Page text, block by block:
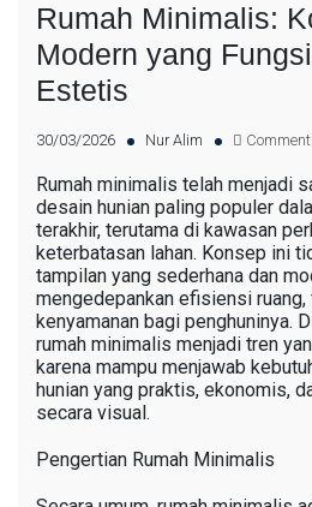
Rumah Minimalis:
Modern yang
Estetis
30/03/2026 Nur Alim
Rumah minimalis telah menjadi
desain hunian paling populer
terakhir, terutama di kawasan
keterbatasan lahan. Konsep ini
tampilan yang sederhana dan
mengedepankan efisiensi
kenyamanan bagi penghuninya.
rumah minimalis menjadi tren
karena mampu menjawab
hunian yang praktis, ekonomis,
secara visual.
Pengertian Rumah Minimalis